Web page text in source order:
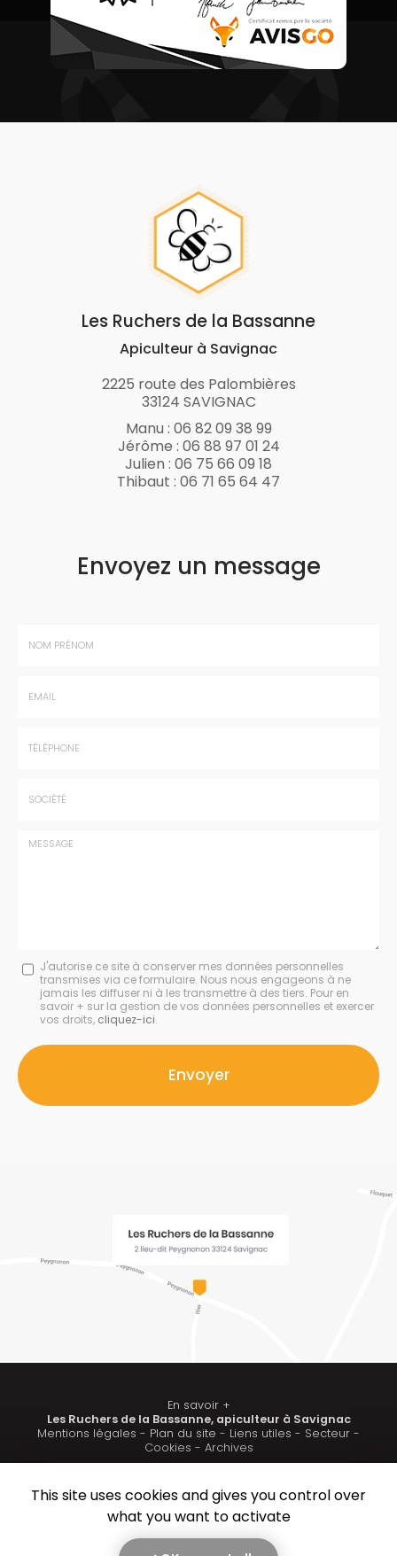
Les Ruchers de la Bassanne
Apiculteur à Savignac
2225 route des Palombières
33124 SAVIGNAC
Manu : 06 82 09 38 99
Jérôme : 06 88 97 01 24
Julien : 06 75 66 09 18
Thibaut : 06 71 65 64 47
Envoyez un message
Message
J'autorise ce site à conserver mes données personnelles
transmises via ce formulaire. Nous nous engageons à ne
jamais les diffuser ni à les transmettre à des tiers. Pour en
savoir + sur la gestion de vos données personnelles et exercer
vos droits, cliquez-ici.
Acceptation
RGPD
*
Envoyer
En savoir +
Les Ruchers de la Bassanne
Fermer
Notre savoir-faire : Apiculteur à Savignac
Les Ruchers de la Bassanne, apiculteur à Savignac
Mentions légales - Plan du site - Liens utiles - Secteur -
Cookies - Archives
Création et référencement de site Internet
Demande de Devis
This site uses cookies and gives you control over
what you want to activate